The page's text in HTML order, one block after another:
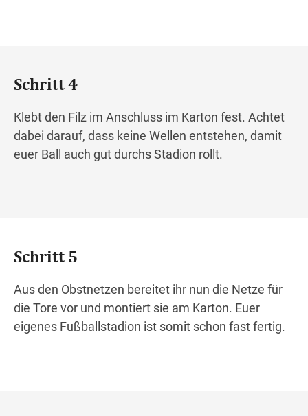
Schritt 4
Klebt den Filz im Anschluss im Karton fest. Achtet
dabei darauf, dass keine Wellen entstehen, damit
euer Ball auch gut durchs Stadion rollt.
Schritt 5
Aus den Obstnetzen bereitet ihr nun die Netze für
die Tore vor und montiert sie am Karton. Euer
eigenes Fußballstadion ist somit schon fast fertig.